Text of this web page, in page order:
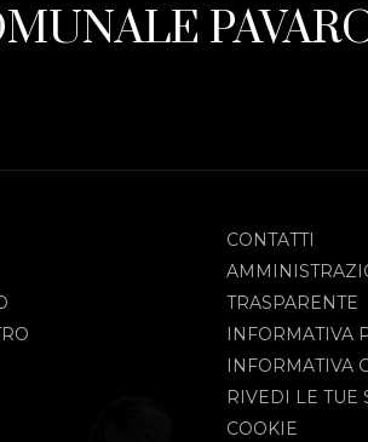
CONTATTI
TRASPARENTE
INFORMATIVA
INFORMATIVA
RIVEDI LE TUE
COOKIE